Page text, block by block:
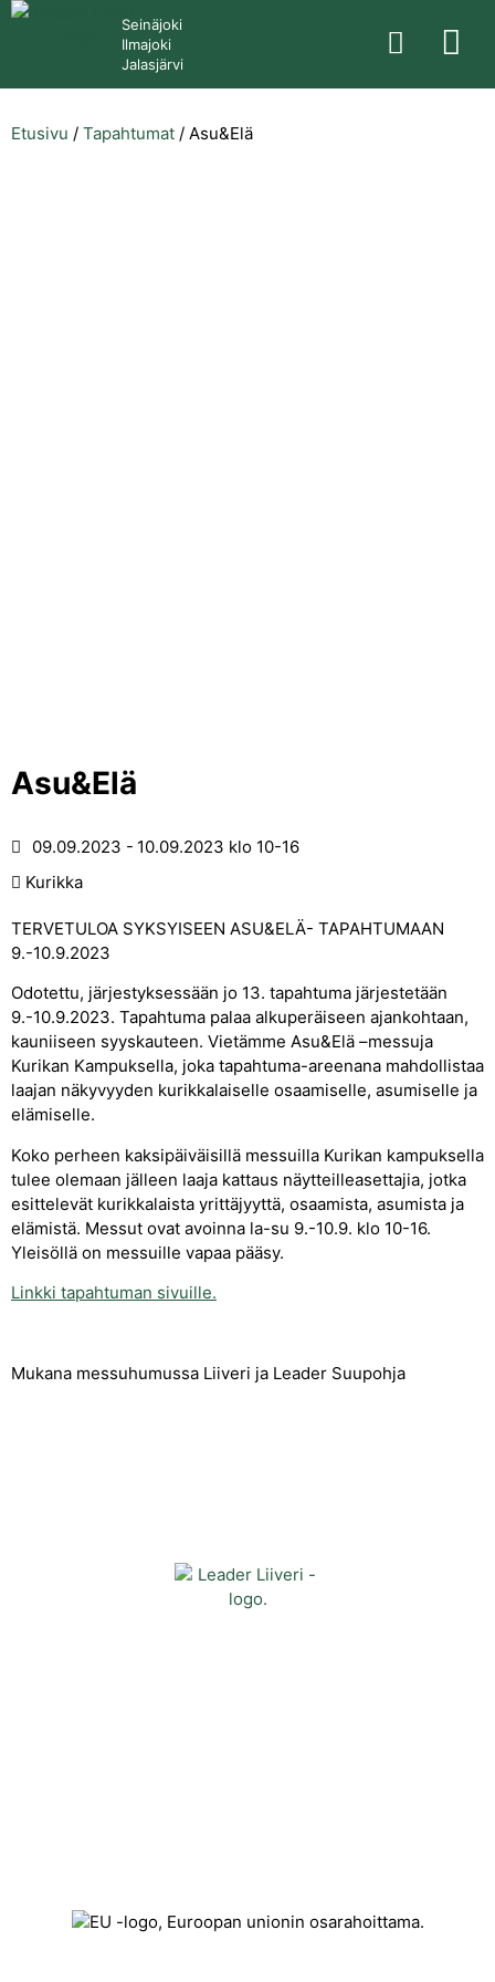
Seinäjoki
Ilmajoki
Jalasjärvi
Etusivu / Tapahtumat / Asu&Elä
Asu&Elä
09.09.2023 10.09.2023 klo 10-16
Kurikka
TERVETULOA SYKSYISEEN ASU&ELÄ- TAPAHTUMAAN
9.-10.9.2023
Odotettu, järjestyksessään jo 13. tapahtuma järjestetään
9.-10.9.2023. Tapahtuma palaa alkuperäiseen ajankohtaan,
kauniiseen syyskauteen. Vietämme Asu&Elä –messuja
Kurikan Kampuksella, joka tapahtuma-areenana mahdollistaa
laajan näkyvyyden kurikkalaiselle osaamiselle, asumiselle ja
elämiselle.
Koko perheen kaksipäiväisillä messuilla Kurikan kampuksella
tulee olemaan jälleen laaja kattaus näytteilleasettajia, jotka
esittelevät kurikkalaista yrittäjyyttä, osaamista, asumista ja
elämistä. Messut ovat avoinna la-su 9.-10.9. klo 10-16.
Yleisöllä on messuille vapaa pääsy.
Linkki tapahtuman sivuille.
Mukana messuhumussa Liiveri ja Leader Suupohja